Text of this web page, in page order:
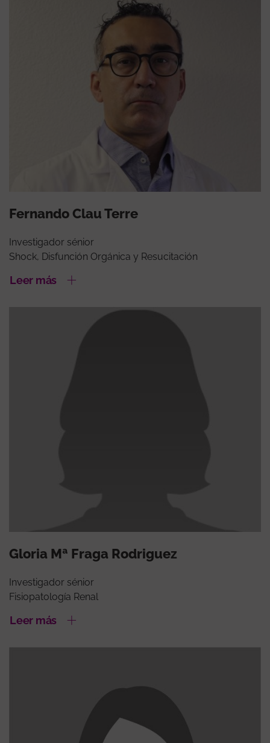
Fernando Clau Terre
Investigador sénior
Shock, Disfunción Orgánica y Resucitación
Leer más
Gloria Mª Fraga Rodriguez
Investigador sénior
Fisiopatología Renal
Leer más